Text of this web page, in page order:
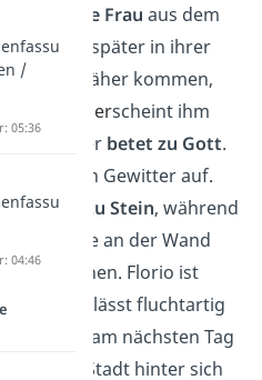
Frau aus dem
Tage später in ihrer
will ihm näher kommen,
Situation erscheint ihm
und er betet zu Gott.
zieht ein Gewitter auf.
erstarrt zu Stein, während
Gemälde an der Wand
erwachen. Florio ist
und verlässt fluchtartig
Direkt am nächsten Tag
er, die Stadt hinter sich
/
05:36
04:46